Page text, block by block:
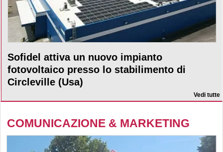
Sofidel attiva un nuovo impianto
fotovoltaico presso lo stabilimento di
Circleville (Usa)
Vedi tutte
COMUNICAZIONE & MARKETING